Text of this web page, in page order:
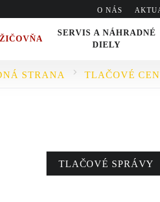
O NÁS
SERVIS A NÁHRADNÉ
DIELY
STRANA TLAČOVÉ
TLAČOVÉ SPRÁVY